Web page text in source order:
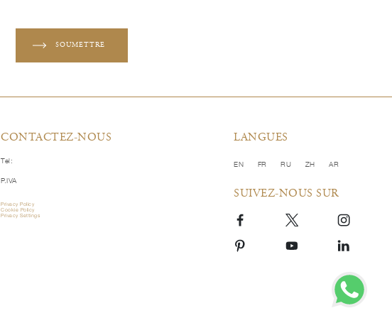
SOUMETTRE
CONTACTEZ-NOUS
Tel:
P.IVA
Privacy Policy
Cookie Policy
Privacy Settings
LANGUES
EN FR RU ZH AR
SUIVEZ-NOUS SUR